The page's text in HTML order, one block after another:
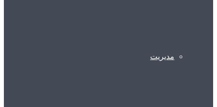
مدیریت